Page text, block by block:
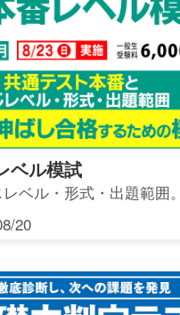
ベル模試
ベル・形式・出題範囲。
20